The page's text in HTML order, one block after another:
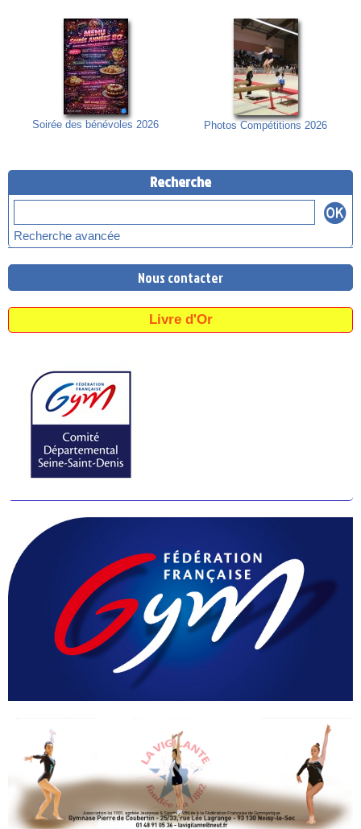
Soirée des bénévoles 2026 Photos Compétitions 2026
Recherche
Recherche avancée
Nous contacter
Livre d'Or